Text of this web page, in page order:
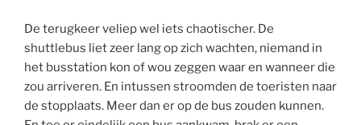
De terugkeer veliep wel iets chaotischer. De
shuttlebus liet zeer lang op zich wachten, niemand in
het busstation kon of wou zeggen waar en wanneer die
zou arriveren. En intussen stroomden de toeristen naar
de stopplaats. Meer dan er op de bus zouden kunnen.